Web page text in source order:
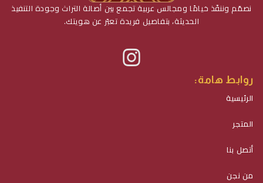
نصمّم وننفّذ خيامًا ومجالس عربية تجمع بين أصالة التراث وجودة التنفيذ
الحديثة، بتفاصيل فريدة تعبّر عن هويتك.
روابط هامة:
الرئيسية
المتجر
أتصل بنا
من نجن